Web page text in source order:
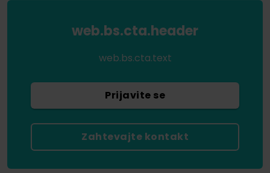
web.bs.cta.header
web.bs.cta.text
Prijavite se
Zahtevajte kontakt